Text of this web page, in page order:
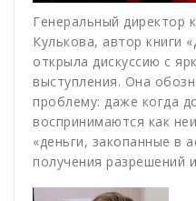
Генеральный директор
Кулькова, автор книги
открыла дискуссию с
выступления. Она
проблему: даже когда
воспринимаются как
«деньги, закопанные в
получения разрешений